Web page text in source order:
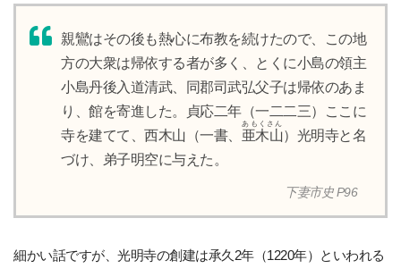
親鸞はその後も熱心に布教を続けたので、この地
方の大衆は帰依する者が多く、とくに小島の領主
小島丹後入道清武、同郡司武弘父子は帰依のあま
り、館を寄進した。貞応二年（一二二三）ここに
寺を建てて、西木山（一書、 亜木山
あもくさん
）光明寺と名
づけ、弟子明空に与えた。
下妻市史 P96
細かい話ですが、光明寺の創建は承久2年（1220年）といわれる